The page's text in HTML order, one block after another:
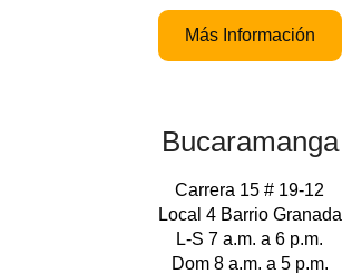
Más Información
Bucaramanga
Carrera 15 # 19-12
Local 4 Barrio Granada
L-S 7 a.m. a 6 p.m.
Dom 8 a.m. a 5 p.m.